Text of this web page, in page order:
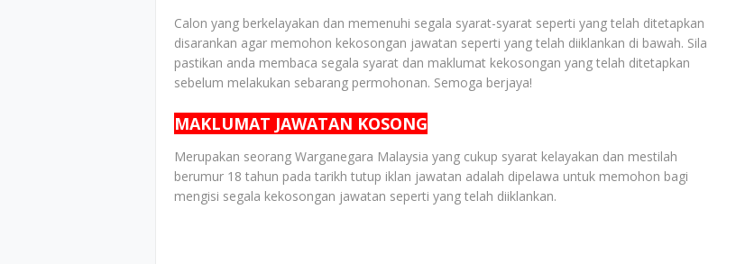
Calon yang berkelayakan dan memenuhi segala syarat-syarat seperti yang telah ditetapkan
disarankan agar memohon kekosongan jawatan seperti yang telah diiklankan di bawah. Sila
pastikan anda membaca segala syarat dan maklumat kekosongan yang telah ditetapkan
sebelum melakukan sebarang permohonan. Semoga berjaya!
MAKLUMAT JAWATAN KOSONG
Merupakan seorang Warganegara Malaysia yang cukup syarat kelayakan dan mestilah
berumur 18 tahun pada tarikh tutup iklan jawatan adalah dipelawa untuk memohon bagi
mengisi segala kekosongan jawatan seperti yang telah diiklankan.